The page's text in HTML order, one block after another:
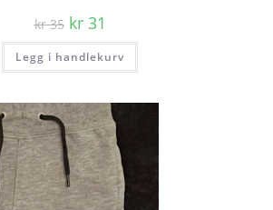
kr35 Opprinnelig
pris
var:
kr 35.
kr31
er:
kr 31.
Legg i handlekurv